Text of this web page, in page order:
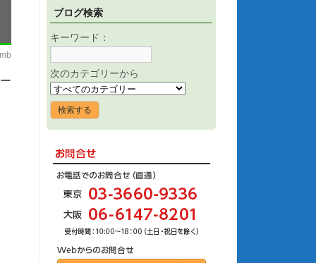
ブログ検索
キーワード：
次のカテゴリーから